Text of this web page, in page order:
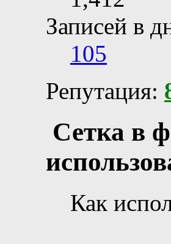
Записей в
105
Репутация:
Сетка в
Как